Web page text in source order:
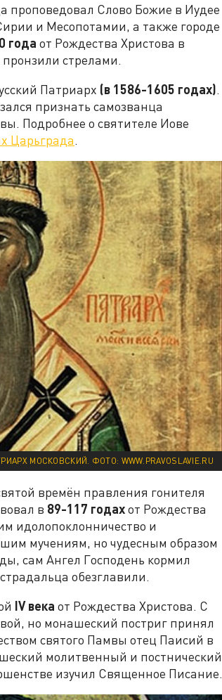
проповедовал Слово Божие в Иудее
и Месопотамии, а также городе
года от Рождества Христова в
стрелами.
Патриарх (в 1586-1605 годах).
признать самозванца
Подробнее о святителе Иове
Царьграда.
МОСКОВСКИЙ. ФОТО: WWW.PRAVOSLAVIE.RU
времён правления гонителя
в 89-117 годахот Рождества
идолопоклонничество и
мучениям, но чудесным образом
сам Ангел Господень кормил
обезглавили.
IVвека от Рождества Христова. С
но монашеский постриг принял
святого Памвы отец Паисий в
молитвенный и постнический
изучил Священное Писание.